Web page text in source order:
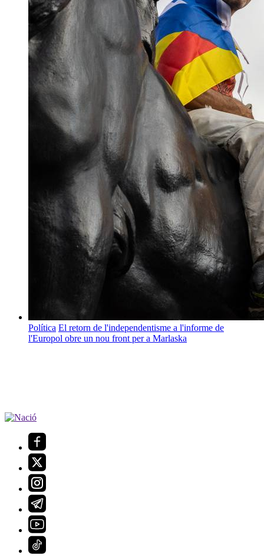
Política El retorn de l'independentisme a l'informe de
l'Europol obre un nou front per a Marlaska